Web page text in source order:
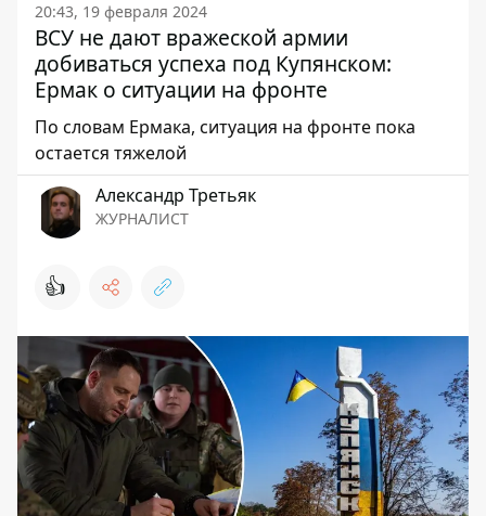
20:43, 19 февраля 2024
ВСУ не дают вражеской армии
добиваться успеха под Купянском:
Ермак о ситуации на фронте
По словам Ермака, ситуация на фронте пока
остается тяжелой
Александр Третьяк
ЖУРНАЛИСТ
👍